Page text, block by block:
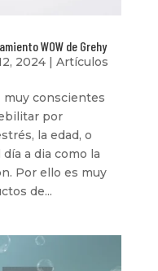
WOW de Grehy
2024| Artículos
muy conscientes
por
la edad, o
a dia como la
Por ello es muy
de...